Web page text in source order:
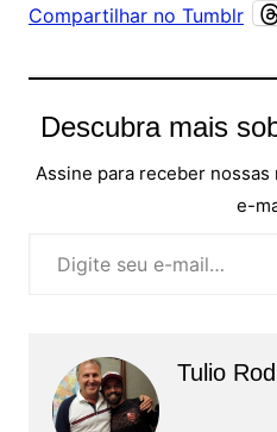
Compartilhar no Tumblr
Descubra mais
Assine para receber
e-
Tulio